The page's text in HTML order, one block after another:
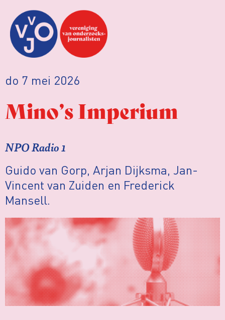
do 7 mei 2026
Mino’s Imperium
NPO Radio 1
Guido van Gorp, Arjan Dijksma, Jan-
Vincent van Zuiden en Frederick
Mansell.